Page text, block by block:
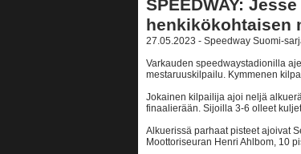
SPEEDWAY:
henkikökohtaisen
27.05.2023 - Speedway Suomi-
Varkauden speedwaystadionilla
mestaruuskilpailu. Kymmenen
Jokainen kilpailija ajoi neljä
finaalierään. Sijoilla 3-6 olleet
Alkuerissä parhaat pisteet ajoivat
Moottoriseuran Henri Ahlbom, 10